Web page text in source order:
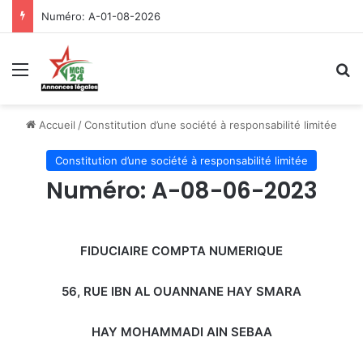
Numéro: A-01-08-2026
Menu
Accueil /Constitution d’une société à responsabilité limitée
Constitution d’une société à responsabilité limitée
Numéro: A-08-06-2023
FIDUCIAIRE COMPTA NUMERIQUE
56, RUE IBN AL OUANNANE HAY SMARA
HAY MOHAMMADI AIN SEBAA